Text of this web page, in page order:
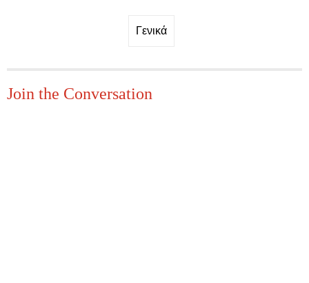
Γενικά
Join the Conversation